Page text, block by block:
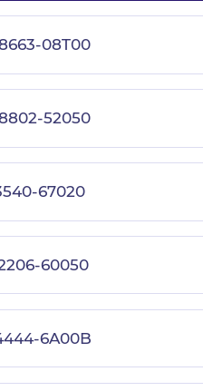
08T00
52050
67020
60050
6A00B